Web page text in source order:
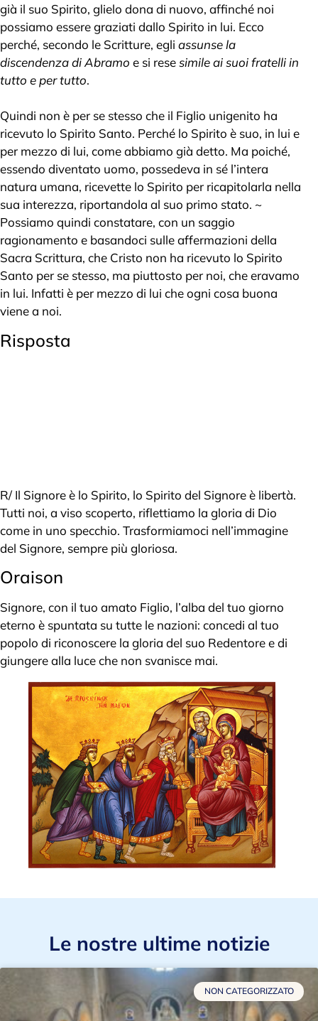
già il suo Spirito, glielo dona di nuovo, affinché noi
possiamo essere graziati dallo Spirito in lui. Ecco
perché, secondo le Scritture, egli assunse la
discendenza di Abramo e si resesimile ai suoi fratelli in
tutto e per tutto.
Quindi non è per se stesso che il Figlio unigenito ha
ricevuto lo Spirito Santo. Perché lo Spirito è suo, in lui e
per mezzo di lui, come abbiamo già detto. Ma poiché,
essendo diventato uomo, possedeva in sé l’intera
natura umana, ricevette lo Spirito per ricapitolarla nella
sua interezza, riportandola al suo primo stato. ~
Possiamo quindi constatare, con un saggio
ragionamento e basandoci sulle affermazioni della
Sacra Scrittura, che Cristo non ha ricevuto lo Spirito
Santo per se stesso, ma piuttosto per noi, che eravamo
in lui. Infatti è per mezzo di lui che ogni cosa buona
viene a noi.
Risposta
R/ Il Signore è lo Spirito, lo Spirito del Signore è libertà.
Tutti noi, a viso scoperto, riflettiamo la gloria di Dio
come in uno specchio. Trasformiamoci nell’immagine
del Signore, sempre più gloriosa.
Oraison
Signore, con il tuo amato Figlio, l’alba del tuo giorno
eterno è spuntata su tutte le nazioni: concedi al tuo
popolo di riconoscere la gloria del suo Redentore e di
giungere alla luce che non svanisce mai.
Le nostre ultime notizie
NON CATEGORIZZATO